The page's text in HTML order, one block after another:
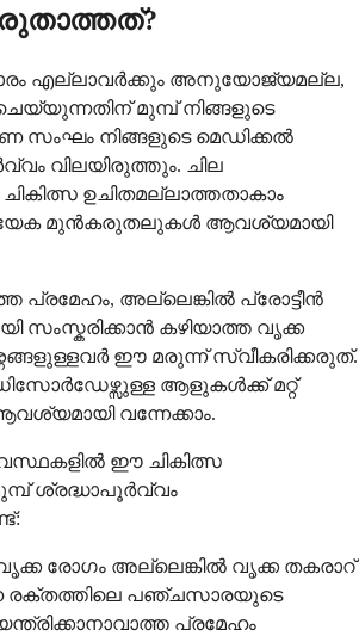
എല്ലാവർക്കും അനുയോജ്യമല്ല,
മുമ്പ് നിങ്ങളുടെ
നിങ്ങളുടെ മെഡിക്കൽ
വിലയിരുത്തും. ചില
ഉചിതമല്ലാത്തതാകാം
മുൻകരുതലുകൾ ആവശ്യമായി
പ്രമേഹം, അല്ലെങ്കിൽ പ്രോട്ടീൻ
സംസ്കരിക്കാൻ കഴിയാത്ത വൃക്ക
ഈ മരുന്ന് സ്വീകരിക്കരുത്.
ഡിസോർഡേഴ്സുള്ള ആളുകൾക്ക് മറ്റ്
വന്നേക്കാം.
ഈ ചികിത്സ
ശ്രദ്ധാപൂർവ്വം
രോഗം അല്ലെങ്കിൽ വൃക്ക തകരാറ്
രക്തത്തിലെ പഞ്ചസാരയുടെ
പ്രമേഹം